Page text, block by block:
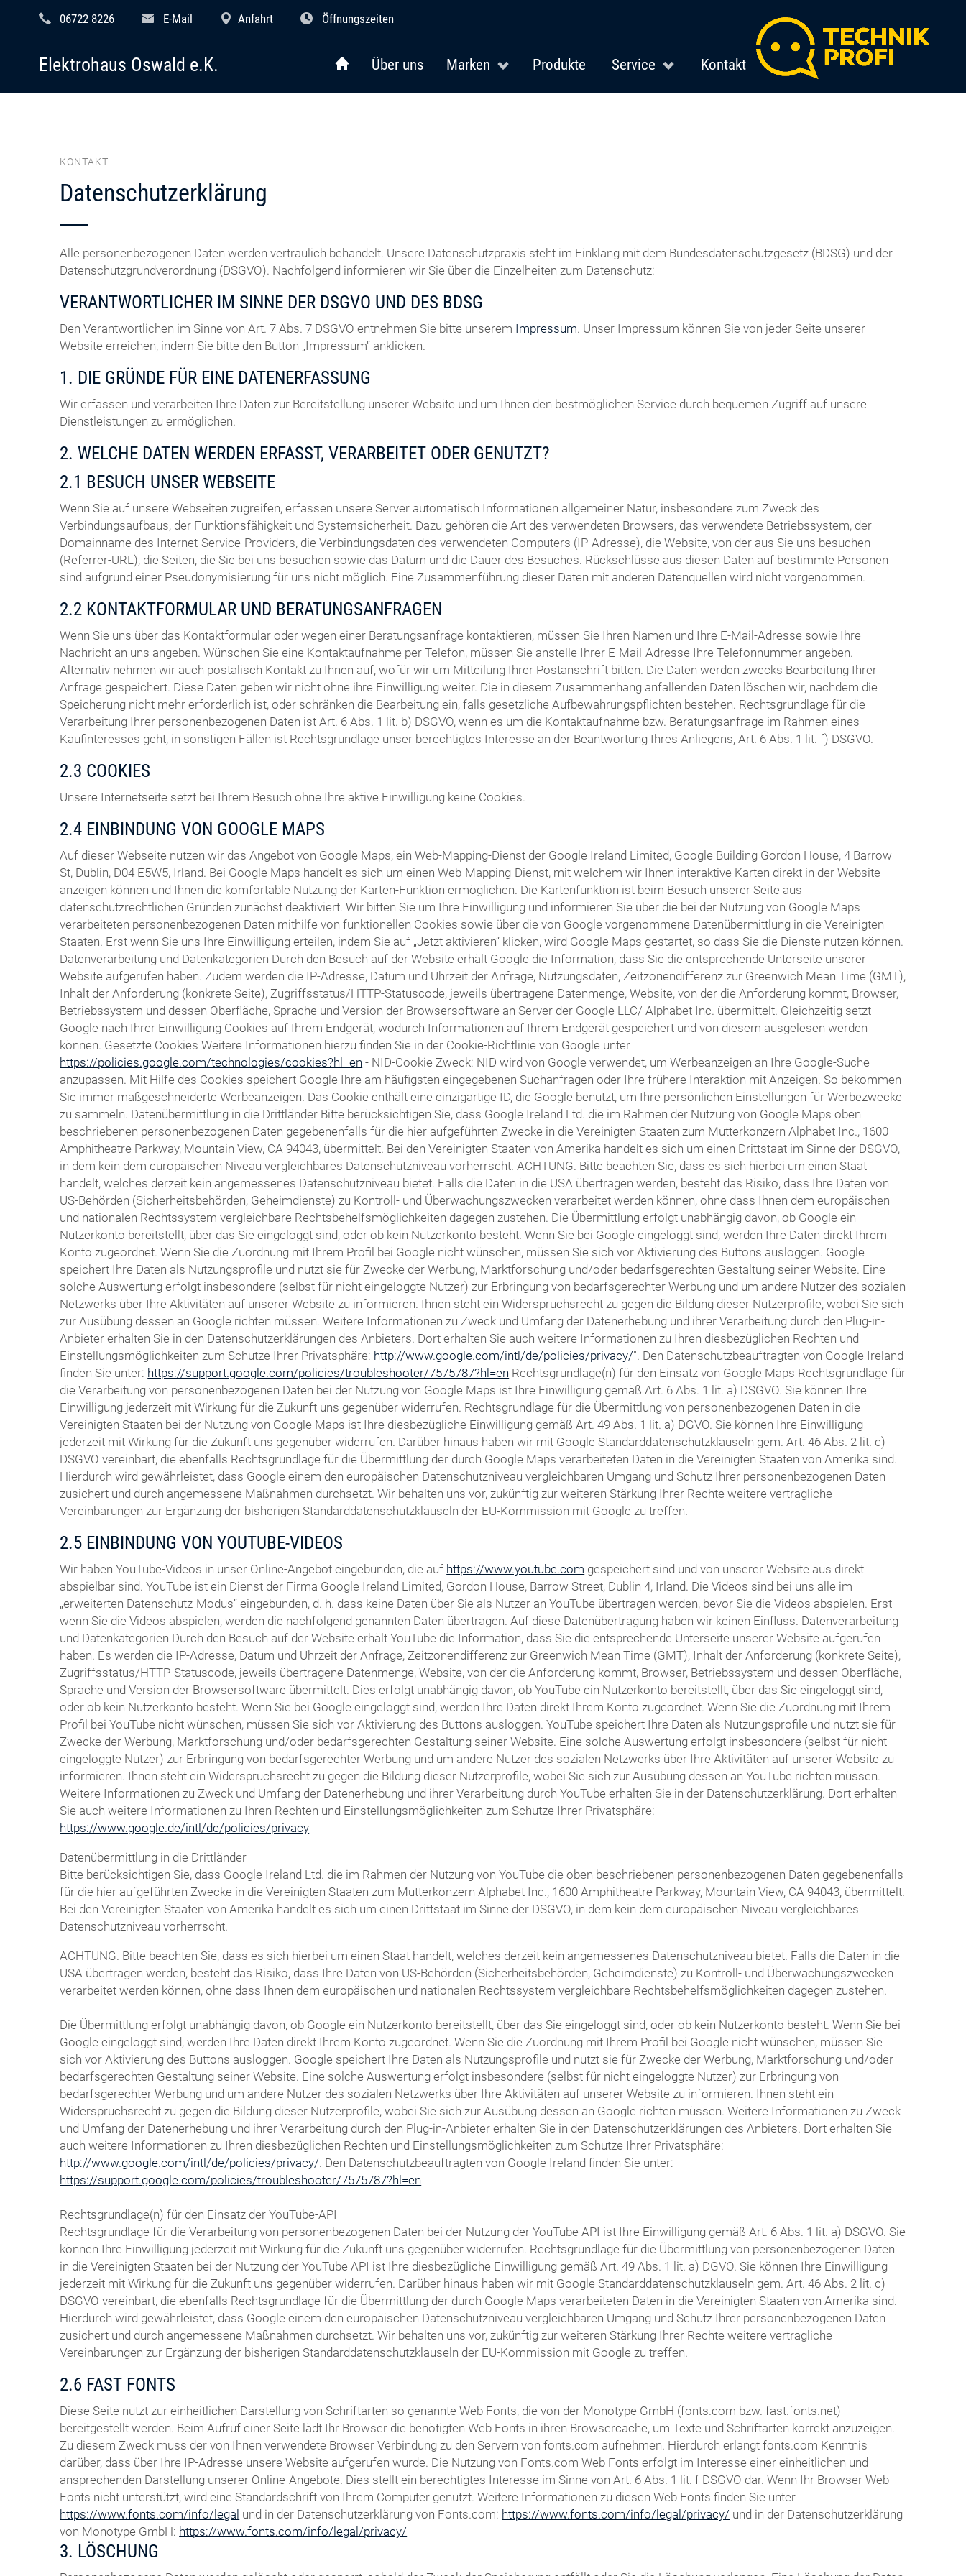
06722 8226 E-Mail Anfahrt Öffnungszeiten
Über uns Marken Produkte Service Kontakt
Elektrohaus Oswald e.K.
KONTAKT
Datenschutzerklärung
Alle personenbezogenen Daten werden vertraulich behandelt. Unsere Datenschutzpraxis steht im Einklang mit dem Bundesdatenschutzgesetz (BDSG) und der
Datenschutzgrundverordnung (DSGVO). Nachfolgend informieren wir Sie über die Einzelheiten zum Datenschutz:
VERANTWORTLICHER IM SINNE DER DSGVO UND DES BDSG
Den Verantwortlichen im Sinne von Art. 7 Abs. 7 DSGVO entnehmen Sie bitte unserem Impressum. Unser Impressum können Sie von jeder Seite unserer
Website erreichen, indem Sie bitte den Button „Impressum“ anklicken.
1. DIE GRÜNDE FÜR EINE DATENERFASSUNG
Wir erfassen und verarbeiten Ihre Daten zur Bereitstellung unserer Website und um Ihnen den bestmöglichen Service durch bequemen Zugriff auf unsere
Dienstleistungen zu ermöglichen.
2. WELCHE DATEN WERDEN ERFASST, VERARBEITET ODER GENUTZT?
2.1 BESUCH UNSER WEBSEITE
Wenn Sie auf unsere Webseiten zugreifen, erfassen unsere Server automatisch Informationen allgemeiner Natur, insbesondere zum Zweck des
Verbindungsaufbaus, der Funktionsfähigkeit und Systemsicherheit. Dazu gehören die Art des verwendeten Browsers, das verwendete Betriebssystem, der
Domainname des Internet-Service-Providers, die Verbindungsdaten des verwendeten Computers (IP-Adresse), die Website, von der aus Sie uns besuchen
(Referrer-URL), die Seiten, die Sie bei uns besuchen sowie das Datum und die Dauer des Besuches. Rückschlüsse aus diesen Daten auf bestimmte Personen
sind aufgrund einer Pseudonymisierung für uns nicht möglich. Eine Zusammenführung dieser Daten mit anderen Datenquellen wird nicht vorgenommen.
2.2 KONTAKTFORMULAR UND BERATUNGSANFRAGEN
Wenn Sie uns über das Kontaktformular oder wegen einer Beratungsanfrage kontaktieren, müssen Sie Ihren Namen und Ihre E-Mail-Adresse sowie Ihre
Nachricht an uns angeben. Wünschen Sie eine Kontaktaufnahme per Telefon, müssen Sie anstelle Ihrer E-Mail-Adresse Ihre Telefonnummer angeben.
Alternativ nehmen wir auch postalisch Kontakt zu Ihnen auf, wofür wir um Mitteilung Ihrer Postanschrift bitten. Die Daten werden zwecks Bearbeitung Ihrer
Anfrage gespeichert. Diese Daten geben wir nicht ohne ihre Einwilligung weiter. Die in diesem Zusammenhang anfallenden Daten löschen wir, nachdem die
Speicherung nicht mehr erforderlich ist, oder schränken die Bearbeitung ein, falls gesetzliche Aufbewahrungspflichten bestehen. Rechtsgrundlage für die
Verarbeitung Ihrer personenbezogenen Daten ist Art. 6 Abs. 1 lit. b) DSGVO, wenn es um die Kontaktaufnahme bzw. Beratungsanfrage im Rahmen eines
Kaufinteresses geht, in sonstigen Fällen ist Rechtsgrundlage unser berechtigtes Interesse an der Beantwortung Ihres Anliegens, Art. 6 Abs. 1 lit. f) DSGVO.
2.3 COOKIES
Unsere Internetseite setzt bei Ihrem Besuch ohne Ihre aktive Einwilligung keine Cookies.
2.4 EINBINDUNG VON GOOGLE MAPS
Auf dieser Webseite nutzen wir das Angebot von Google Maps, ein Web-Mapping-Dienst der Google Ireland Limited, Google Building Gordon House, 4 Barrow
St, Dublin, D04 E5W5, Irland. Bei Google Maps handelt es sich um einen Web-Mapping-Dienst, mit welchem wir Ihnen interaktive Karten direkt in der Website
anzeigen können und Ihnen die komfortable Nutzung der Karten-Funktion ermöglichen. Die Kartenfunktion ist beim Besuch unserer Seite aus
datenschutzrechtlichen Gründen zunächst deaktiviert. Wir bitten Sie um Ihre Einwilligung und informieren Sie über die bei der Nutzung von Google Maps
verarbeiteten personenbezogenen Daten mithilfe von funktionellen Cookies sowie über die von Google vorgenommene Datenübermittlung in die Vereinigten
Staaten. Erst wenn Sie uns Ihre Einwilligung erteilen, indem Sie auf „Jetzt aktivieren“ klicken, wird Google Maps gestartet, so dass Sie die Dienste nutzen können.
Datenverarbeitung und Datenkategorien Durch den Besuch auf der Website erhält Google die Information, dass Sie die entsprechende Unterseite unserer
Website aufgerufen haben. Zudem werden die IP-Adresse, Datum und Uhrzeit der Anfrage, Nutzungsdaten, Zeitzonendifferenz zur Greenwich Mean Time (GMT),
Inhalt der Anforderung (konkrete Seite), Zugriffsstatus/HTTP-Statuscode, jeweils übertragene Datenmenge, Website, von der die Anforderung kommt, Browser,
Betriebssystem und dessen Oberfläche, Sprache und Version der Browsersoftware an Server der Google LLC/ Alphabet Inc. übermittelt. Gleichzeitig setzt
Google nach Ihrer Einwilligung Cookies auf Ihrem Endgerät, wodurch Informationen auf Ihrem Endgerät gespeichert und von diesem ausgelesen werden
können. Gesetzte Cookies Weitere Informationen hierzu finden Sie in der Cookie-Richtlinie von Google unter
https://policies.google.com/technologies/cookies?hl=en - NID-Cookie Zweck: NID wird von Google verwendet, um Werbeanzeigen an Ihre Google-Suche
anzupassen. Mit Hilfe des Cookies speichert Google Ihre am häufigsten eingegebenen Suchanfragen oder Ihre frühere Interaktion mit Anzeigen. So bekommen
Sie immer maßgeschneiderte Werbeanzeigen. Das Cookie enthält eine einzigartige ID, die Google benutzt, um Ihre persönlichen Einstellungen für Werbezwecke
zu sammeln. Datenübermittlung in die Drittländer Bitte berücksichtigen Sie, dass Google Ireland Ltd. die im Rahmen der Nutzung von Google Maps oben
beschriebenen personenbezogenen Daten gegebenenfalls für die hier aufgeführten Zwecke in die Vereinigten Staaten zum Mutterkonzern Alphabet Inc., 1600
Amphitheatre Parkway, Mountain View, CA 94043, übermittelt. Bei den Vereinigten Staaten von Amerika handelt es sich um einen Drittstaat im Sinne der DSGVO,
in dem kein dem europäischen Niveau vergleichbares Datenschutzniveau vorherrscht. ACHTUNG. Bitte beachten Sie, dass es sich hierbei um einen Staat
handelt, welches derzeit kein angemessenes Datenschutzniveau bietet. Falls die Daten in die USA übertragen werden, besteht das Risiko, dass Ihre Daten von
US-Behörden (Sicherheitsbehörden, Geheimdienste) zu Kontroll- und Überwachungszwecken verarbeitet werden können, ohne dass Ihnen dem europäischen
und nationalen Rechtssystem vergleichbare Rechtsbehelfsmöglichkeiten dagegen zustehen. Die Übermittlung erfolgt unabhängig davon, ob Google ein
Nutzerkonto bereitstellt, über das Sie eingeloggt sind, oder ob kein Nutzerkonto besteht. Wenn Sie bei Google eingeloggt sind, werden Ihre Daten direkt Ihrem
Konto zugeordnet. Wenn Sie die Zuordnung mit Ihrem Profil bei Google nicht wünschen, müssen Sie sich vor Aktivierung des Buttons ausloggen. Google
speichert Ihre Daten als Nutzungsprofile und nutzt sie für Zwecke der Werbung, Marktforschung und/oder bedarfsgerechten Gestaltung seiner Website. Eine
solche Auswertung erfolgt insbesondere (selbst für nicht eingeloggte Nutzer) zur Erbringung von bedarfsgerechter Werbung und um andere Nutzer des sozialen
Netzwerks über Ihre Aktivitäten auf unserer Website zu informieren. Ihnen steht ein Widerspruchsrecht zu gegen die Bildung dieser Nutzerprofile, wobei Sie sich
zur Ausübung dessen an Google richten müssen. Weitere Informationen zu Zweck und Umfang der Datenerhebung und ihrer Verarbeitung durch den Plug-in-
Anbieter erhalten Sie in den Datenschutzerklärungen des Anbieters. Dort erhalten Sie auch weitere Informationen zu Ihren diesbezüglichen Rechten und
Einstellungsmöglichkeiten zum Schutze Ihrer Privatsphäre: http://www.google.com/intl/de/policies/privacy/". Den Datenschutzbeauftragten von Google Ireland
finden Sie unter: https://support.google.com/policies/troubleshooter/7575787?hl=en Rechtsgrundlage(n) für den Einsatz von Google Maps Rechtsgrundlage für
die Verarbeitung von personenbezogenen Daten bei der Nutzung von Google Maps ist Ihre Einwilligung gemäß Art. 6 Abs. 1 lit. a) DSGVO. Sie können Ihre
Einwilligung jederzeit mit Wirkung für die Zukunft uns gegenüber widerrufen. Rechtsgrundlage für die Übermittlung von personenbezogenen Daten in die
Vereinigten Staaten bei der Nutzung von Google Maps ist Ihre diesbezügliche Einwilligung gemäß Art. 49 Abs. 1 lit. a) DGVO. Sie können Ihre Einwilligung
jederzeit mit Wirkung für die Zukunft uns gegenüber widerrufen. Darüber hinaus haben wir mit Google Standarddatenschutzklauseln gem. Art. 46 Abs. 2 lit. c)
DSGVO vereinbart, die ebenfalls Rechtsgrundlage für die Übermittlung der durch Google Maps verarbeiteten Daten in die Vereinigten Staaten von Amerika sind.
Hierdurch wird gewährleistet, dass Google einem den europäischen Datenschutzniveau vergleichbaren Umgang und Schutz Ihrer personenbezogenen Daten
zusichert und durch angemessene Maßnahmen durchsetzt. Wir behalten uns vor, zukünftig zur weiteren Stärkung Ihrer Rechte weitere vertragliche
Vereinbarungen zur Ergänzung der bisherigen Standarddatenschutzklauseln der EU-Kommission mit Google zu treffen.
2.5 EINBINDUNG VON YOUTUBE-VIDEOS
Wir haben YouTube-Videos in unser Online-Angebot eingebunden, die auf https://www.youtube.com gespeichert sind und von unserer Website aus direkt
abspielbar sind. YouTube ist ein Dienst der Firma Google Ireland Limited, Gordon House, Barrow Street, Dublin 4, Irland. Die Videos sind bei uns alle im
„erweiterten Datenschutz-Modus“ eingebunden, d. h. dass keine Daten über Sie als Nutzer an YouTube übertragen werden, bevor Sie die Videos abspielen. Erst
wenn Sie die Videos abspielen, werden die nachfolgend genannten Daten übertragen. Auf diese Datenübertragung haben wir keinen Einfluss. Datenverarbeitung
und Datenkategorien Durch den Besuch auf der Website erhält YouTube die Information, dass Sie die entsprechende Unterseite unserer Website aufgerufen
haben. Es werden die IP-Adresse, Datum und Uhrzeit der Anfrage, Zeitzonendifferenz zur Greenwich Mean Time (GMT), Inhalt der Anforderung (konkrete Seite),
Zugriffsstatus/HTTP-Statuscode, jeweils übertragene Datenmenge, Website, von der die Anforderung kommt, Browser, Betriebssystem und dessen Oberfläche,
Sprache und Version der Browsersoftware übermittelt. Dies erfolgt unabhängig davon, ob YouTube ein Nutzerkonto bereitstellt, über das Sie eingeloggt sind,
oder ob kein Nutzerkonto besteht. Wenn Sie bei Google eingeloggt sind, werden Ihre Daten direkt Ihrem Konto zugeordnet. Wenn Sie die Zuordnung mit Ihrem
Profil bei YouTube nicht wünschen, müssen Sie sich vor Aktivierung des Buttons ausloggen. YouTube speichert Ihre Daten als Nutzungsprofile und nutzt sie für
Zwecke der Werbung, Marktforschung und/oder bedarfsgerechten Gestaltung seiner Website. Eine solche Auswertung erfolgt insbesondere (selbst für nicht
eingeloggte Nutzer) zur Erbringung von bedarfsgerechter Werbung und um andere Nutzer des sozialen Netzwerks über Ihre Aktivitäten auf unserer Website zu
informieren. Ihnen steht ein Widerspruchsrecht zu gegen die Bildung dieser Nutzerprofile, wobei Sie sich zur Ausübung dessen an YouTube richten müssen.
Weitere Informationen zu Zweck und Umfang der Datenerhebung und ihrer Verarbeitung durch YouTube erhalten Sie in der Datenschutzerklärung. Dort erhalten
Sie auch weitere Informationen zu Ihren Rechten und Einstellungsmöglichkeiten zum Schutze Ihrer Privatsphäre:
https://www.google.de/intl/de/policies/privacy
Datenübermittlung in die Drittländer
Bitte berücksichtigen Sie, dass Google Ireland Ltd. die im Rahmen der Nutzung von YouTube die oben beschriebenen personenbezogenen Daten gegebenenfalls
für die hier aufgeführten Zwecke in die Vereinigten Staaten zum Mutterkonzern Alphabet Inc., 1600 Amphitheatre Parkway, Mountain View, CA 94043, übermittelt.
Bei den Vereinigten Staaten von Amerika handelt es sich um einen Drittstaat im Sinne der DSGVO, in dem kein dem europäischen Niveau vergleichbares
Datenschutzniveau vorherrscht.
ACHTUNG. Bitte beachten Sie, dass es sich hierbei um einen Staat handelt, welches derzeit kein angemessenes Datenschutzniveau bietet. Falls die Daten in die
USA übertragen werden, besteht das Risiko, dass Ihre Daten von US-Behörden (Sicherheitsbehörden, Geheimdienste) zu Kontroll- und Überwachungszwecken
verarbeitet werden können, ohne dass Ihnen dem europäischen und nationalen Rechtssystem vergleichbare Rechtsbehelfsmöglichkeiten dagegen zustehen.
Die Übermittlung erfolgt unabhängig davon, ob Google ein Nutzerkonto bereitstellt, über das Sie eingeloggt sind, oder ob kein Nutzerkonto besteht. Wenn Sie bei
Google eingeloggt sind, werden Ihre Daten direkt Ihrem Konto zugeordnet. Wenn Sie die Zuordnung mit Ihrem Profil bei Google nicht wünschen, müssen Sie
sich vor Aktivierung des Buttons ausloggen. Google speichert Ihre Daten als Nutzungsprofile und nutzt sie für Zwecke der Werbung, Marktforschung und/oder
bedarfsgerechten Gestaltung seiner Website. Eine solche Auswertung erfolgt insbesondere (selbst für nicht eingeloggte Nutzer) zur Erbringung von
bedarfsgerechter Werbung und um andere Nutzer des sozialen Netzwerks über Ihre Aktivitäten auf unserer Website zu informieren. Ihnen steht ein
Widerspruchsrecht zu gegen die Bildung dieser Nutzerprofile, wobei Sie sich zur Ausübung dessen an Google richten müssen. Weitere Informationen zu Zweck
und Umfang der Datenerhebung und ihrer Verarbeitung durch den Plug-in-Anbieter erhalten Sie in den Datenschutzerklärungen des Anbieters. Dort erhalten Sie
auch weitere Informationen zu Ihren diesbezüglichen Rechten und Einstellungsmöglichkeiten zum Schutze Ihrer Privatsphäre:
http://www.google.com/intl/de/policies/privacy/. Den Datenschutzbeauftragten von Google Ireland finden Sie unter:
https://support.google.com/policies/troubleshooter/7575787?hl=en
Rechtsgrundlage(n) für den Einsatz der YouTube-API
Rechtsgrundlage für die Verarbeitung von personenbezogenen Daten bei der Nutzung der YouTube API ist Ihre Einwilligung gemäß Art. 6 Abs. 1 lit. a) DSGVO. Sie
können Ihre Einwilligung jederzeit mit Wirkung für die Zukunft uns gegenüber widerrufen. Rechtsgrundlage für die Übermittlung von personenbezogenen Daten
in die Vereinigten Staaten bei der Nutzung der YouTube API ist Ihre diesbezügliche Einwilligung gemäß Art. 49 Abs. 1 lit. a) DGVO. Sie können Ihre Einwilligung
jederzeit mit Wirkung für die Zukunft uns gegenüber widerrufen. Darüber hinaus haben wir mit Google Standarddatenschutzklauseln gem. Art. 46 Abs. 2 lit. c)
DSGVO vereinbart, die ebenfalls Rechtsgrundlage für die Übermittlung der durch Google Maps verarbeiteten Daten in die Vereinigten Staaten von Amerika sind.
Hierdurch wird gewährleistet, dass Google einem den europäischen Datenschutzniveau vergleichbaren Umgang und Schutz Ihrer personenbezogenen Daten
zusichert und durch angemessene Maßnahmen durchsetzt. Wir behalten uns vor, zukünftig zur weiteren Stärkung Ihrer Rechte weitere vertragliche
Vereinbarungen zur Ergänzung der bisherigen Standarddatenschutzklauseln der EU-Kommission mit Google zu treffen.
2.6 FAST FONTS
Diese Seite nutzt zur einheitlichen Darstellung von Schriftarten so genannte Web Fonts, die von der Monotype GmbH (fonts.com bzw. fast.fonts.net)
bereitgestellt werden. Beim Aufruf einer Seite lädt Ihr Browser die benötigten Web Fonts in ihren Browsercache, um Texte und Schriftarten korrekt anzuzeigen.
Zu diesem Zweck muss der von Ihnen verwendete Browser Verbindung zu den Servern von fonts.com aufnehmen. Hierdurch erlangt fonts.com Kenntnis
darüber, dass über Ihre IP-Adresse unsere Website aufgerufen wurde. Die Nutzung von Fonts.com Web Fonts erfolgt im Interesse einer einheitlichen und
ansprechenden Darstellung unserer Online-Angebote. Dies stellt ein berechtigtes Interesse im Sinne von Art. 6 Abs. 1 lit. f DSGVO dar. Wenn Ihr Browser Web
Fonts nicht unterstützt, wird eine Standardschrift von Ihrem Computer genutzt. Weitere Informationen zu diesen Web Fonts finden Sie unter
https://www.fonts.com/info/legal und in der Datenschutzerklärung von Fonts.com: https://www.fonts.com/info/legal/privacy/ und in der Datenschutzerklärung
von Monotype GmbH: https://www.fonts.com/info/legal/privacy/
3. LÖSCHUNG